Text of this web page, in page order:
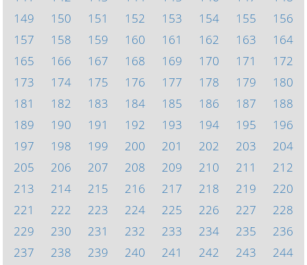
149
150 151 152 153 154 155
156
157
158 159 160 161 162 163
164
165
166 167 168 169 170 171
172
173
174 175 176 177 178 179
180
181
182 183 184 185 186 187
188
189
190 191 192 193 194 195
196
197
198 199 200 201 202 203
204
205
206 207 208 209 210 211
212
213
214 215 216 217 218 219
220
221
222 223 224 225 226 227
228
229
230 231 232 233 234 235
236
237
238 239 240 241 242 243
244